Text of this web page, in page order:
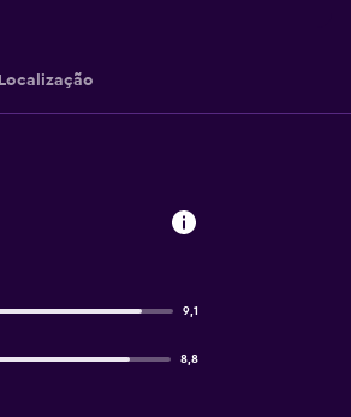
Localização
9,1
8,8